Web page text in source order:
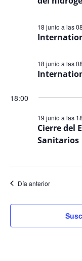
18 junio a las
18 junio a las
18:00
Cierre del
Sanitarios
19 junio a las
Día anterior